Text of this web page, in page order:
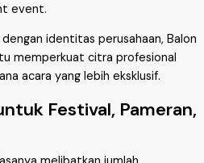
event.
identitas perusahaan, Balon
memperkuat citra profesional
acara yang lebih eksklusif.
Festival, Pameran,